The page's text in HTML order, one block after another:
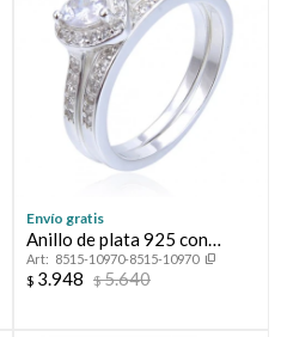
Envío gratis
Anillo de plata 925 con
circonias, PROMESA
8515-10970-8515-10970
$ 3.948 $5.640